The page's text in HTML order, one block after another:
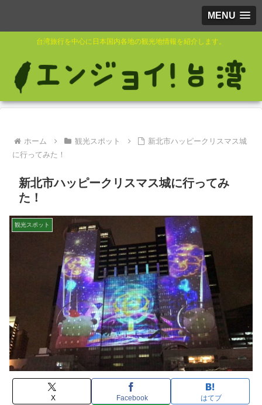
MENU
台湾旅行を中心に日本国内各地の観光地情報を紹介します。
ホーム 観光スポット
新北市ハッピークリスマス城
に行ってみた！
新北市ハッピークリスマス城に行ってみ
た！
観光スポット
X Facebook はてブ